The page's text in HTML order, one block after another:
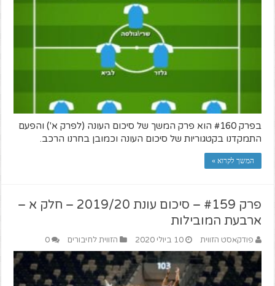
בפרק #160 הוא פרק המשך של סיכום העונה (לפרק א') והפעם
התמקדנו בקטגוריות של סיכום העונה וכמובן בחרנו הרכב.
המשך לקרוא »
פרק #159 – סיכום עונת 2019/20 – חלק א –
ארבעת המובילות
פודקאסט הזווית 10 ביולי 2020 הזווית לחיבורים 0